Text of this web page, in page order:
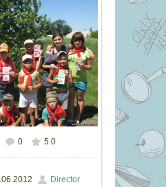
размере 800x600
0 5.0
Director